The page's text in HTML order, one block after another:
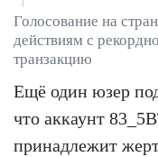
Голосование на
действиям с
транзакцию
Ещё один юзер
что аккаунт
принадлежит